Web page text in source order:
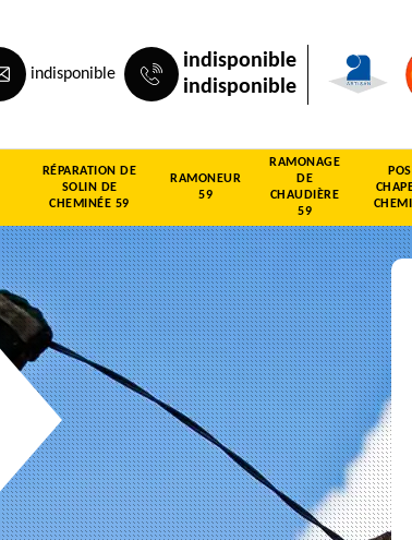
indisponible
indisponible
indisponible
RÉPARATION DE
SOLIN DE
CHEMINÉE 59
RAMONEUR
59
RAMONAGE
DE
CHAUDIÈRE
59